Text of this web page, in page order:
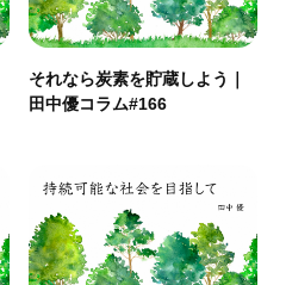
それなら炭素を貯蔵しよう｜
田中優コラム#166